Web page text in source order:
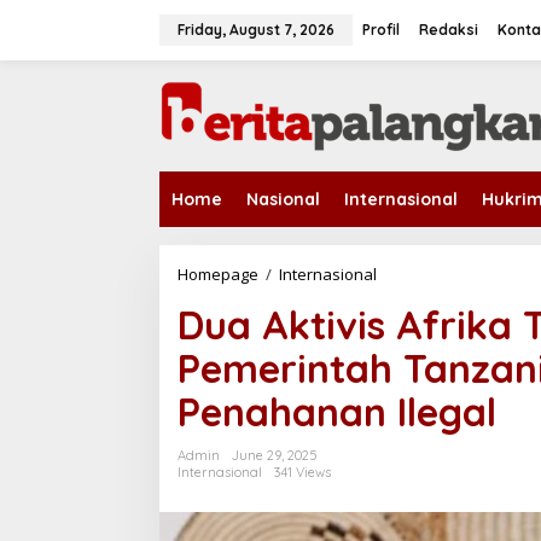
Friday, August 7, 2026 Profil Redaksi
Home Nasional Internasional Hukrim
Homepage / Internasional
a
A
k
i
v
f
r
Dua Aktivis Afrika
Pemerintah
Penahanan Ilegal
Admin
June 29, 2025
Internasional
341 Views